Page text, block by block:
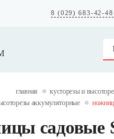
8 (029) 683-42-48
главная
кусторезы и
аккумуляторные
садовые